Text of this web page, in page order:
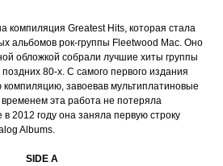
компиляция Greatest Hits, которая стала
альбомов рок-группы Fleetwood Mac. Оно
обложкой собрали лучшие хиты группы
80-х. С самого первого издания
компиляцию, завоевав мультиплатиновые
эта работа не потеряла
2012 году она заняла первую строку
Albums.
SIDE A